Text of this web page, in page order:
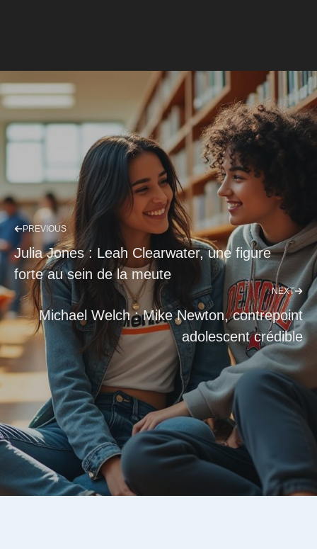
PREVIOUS
Julia Jones : Leah Clearwater, une figure
forte au sein de la meute
NEXT
Michael Welch : Mike Newton, contrepoint
adolescent crédible